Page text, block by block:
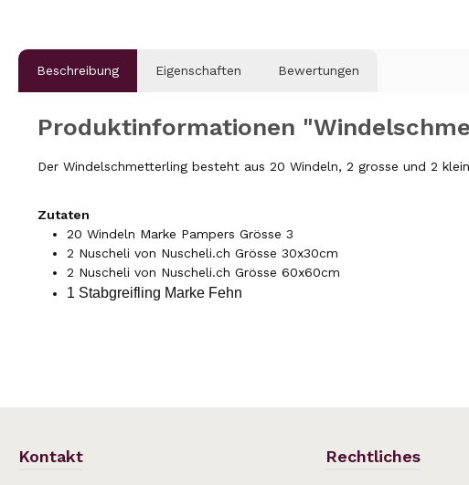
Beschreibung Eigenschaften Bewertungen
Produktinformationen
Der Windelschmetterling besteht aus 20 Windeln, 2 grosse und 2
Zutaten
20 Windeln Marke Pampers Grösse 3
2 Nuscheli von Nuscheli.ch Grösse 30x30cm
2 Nuscheli von Nuscheli.ch Grösse 60x60cm
1 Stabgreifling Marke Fehn
Kontakt Rechtliches